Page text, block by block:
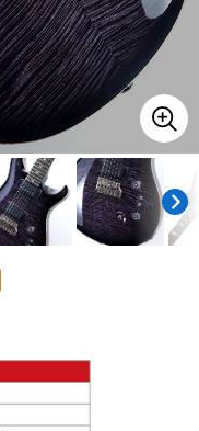
エフェクター
DTM
レコーディング機器
ヴィンテージ